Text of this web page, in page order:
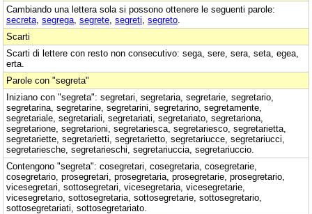
Cambiando una lettera sola si possono ottenere le seguenti parole:
secreta segrega segrete segreti segreto
Scarti
Scarti di lettere con resto non consecutivo: sega, sere, sera, seta, egea,
erta.
Parole con "segreta"
Iniziano con "segreta": segretari, segretaria, segretarie, segretario,
segretarina, segretarine, segretarini, segretarino, segretamente,
segretariale, segretariali, segretariati, segretariato, segretariona,
segretarione, segretarioni, segretariesca, segretariesco, segretarietta,
segretariette, segretarietti, segretarietto, segretariucce, segretariucci,
segretariesche, segretarieschi, segretariuccia, segretariuccio.
Contengono "segreta": cosegretari, cosegretaria, cosegretarie,
cosegretario, prosegretari, prosegretaria, prosegretarie, prosegretario,
vicesegretari, sottosegretari, vicesegretaria, vicesegretarie,
vicesegretario, sottosegretaria, sottosegretarie, sottosegretario,
sottosegretariati, sottosegretariato.